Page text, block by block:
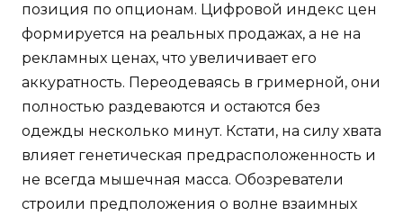
позиция по опционам. Цифровой индекс цен
формируется на реальных продажах, а не на
рекламных ценах, что увеличивает его
аккуратность. Переодеваясь в гримерной, они
полностью раздеваются и остаются без
одежды несколько минут. Кстати, на силу хвата
влияет генетическая предрасположенность и
не всегда мышечная масса. Обозреватели
строили предположения о волне взаимных